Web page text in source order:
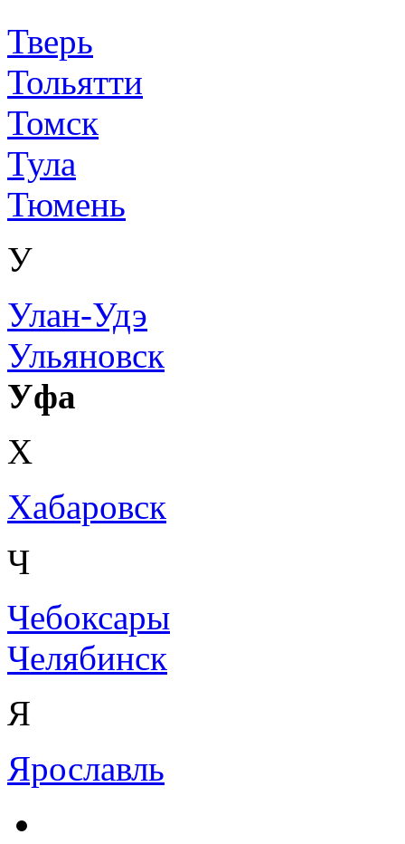
Тверь
Тольятти
Томск
Тула
Тюмень
У
Улан-Удэ
Ульяновск
Уфа
Х
Хабаровск
Ч
Чебоксары
Челябинск
Я
Ярославль